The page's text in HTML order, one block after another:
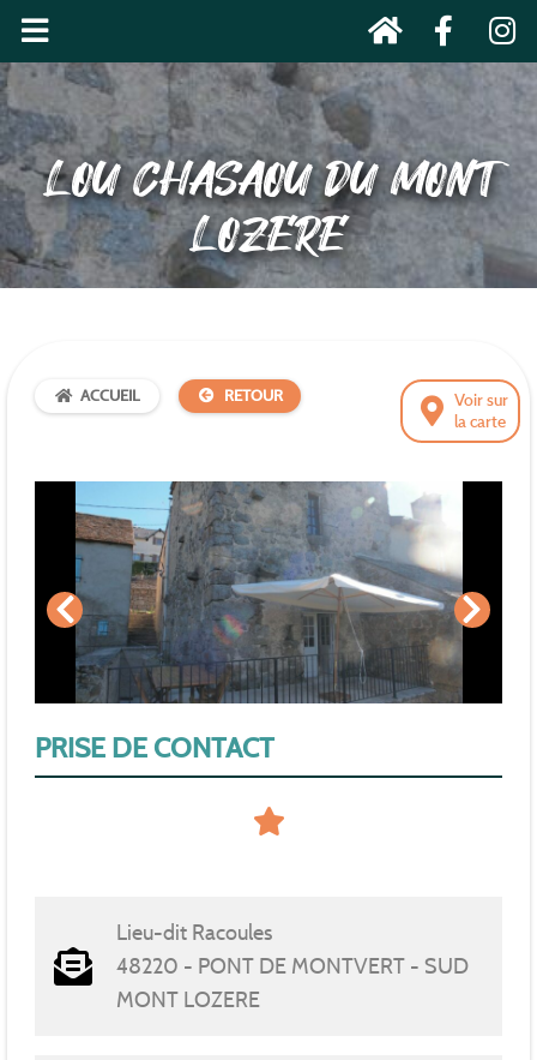
LOU CHASAOU DU MONT
LOZERE
Voir sur
la carte
ACCUEIL RETOUR
PRISE DE CONTACT
Lieu-dit Racoules
48220 - PONT DE MONTVERT - SUD
MONT LOZERE